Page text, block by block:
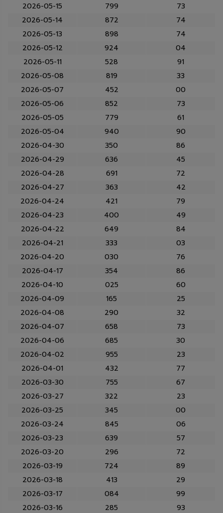
2026-05-15
799
73
2026-05-14
872
74
2026-05-13
898
74
2026-05-12
924
04
2026-05-11
528
91
2026-05-08
819
33
2026-05-07
452
00
2026-05-06
852
73
2026-05-05
779
61
2026-05-04
940
90
2026-04-30
350
86
2026-04-29
636
45
2026-04-28
691
72
2026-04-27
363
42
2026-04-24
421
79
2026-04-23
400
49
2026-04-22
649
84
2026-04-21
333
03
2026-04-20
030
76
2026-04-17
354
86
2026-04-10
025
60
2026-04-09
165
25
2026-04-08
290
32
2026-04-07
658
73
2026-04-06
685
30
2026-04-02
955
23
2026-04-01
432
77
2026-03-30
755
67
2026-03-27
322
23
2026-03-25
345
00
2026-03-24
845
06
2026-03-23
639
57
2026-03-20
296
72
2026-03-19
724
89
2026-03-18
413
29
2026-03-17
084
99
2026-03-16
285 93